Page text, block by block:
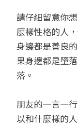
五行計算初
五行計算高
團隊訓練營
輕鬆學會科
FB粉絲頁
繁體中文
五行八
請仔細留意你
麼樣性格的人
身邊都是善良
果身邊都是墮
落。
朋友的一言一
以和什麼樣的